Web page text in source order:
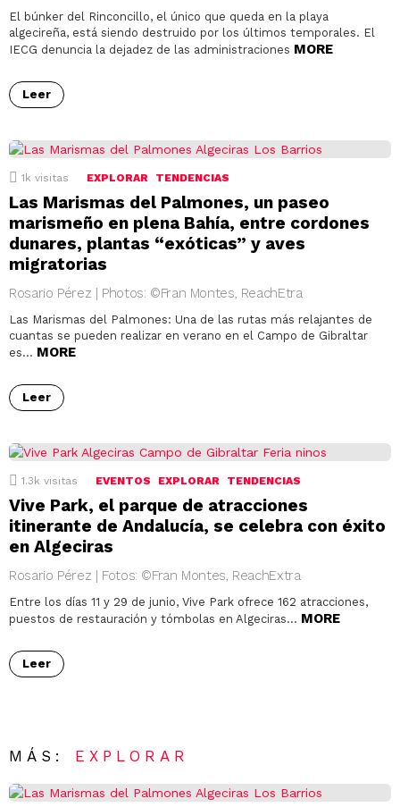
El búnker del Rinconcillo, el único que queda en la playa
algecireña, está siendo destruido por los últimos temporales. El
IECG denuncia la dejadez de las administraciones MORE
Leer
1k visitas EXPLORAR TENDENCIAS
Las Marismas del Palmones, un paseo
marismeño en plena Bahía, entre cordones
dunares, plantas “exóticas” y aves
migratorias
Rosario Pérez | Photos: ©Fran Montes, ReachEtra
Las Marismas del Palmones: Una de las rutas más relajantes de
cuantas se pueden realizar en verano en el Campo de Gibraltar
es… MORE
Leer
1.3k visitas EVENTOS EXPLORAR TENDENCIAS
Vive Park, el parque de atracciones
itinerante de Andalucía, se celebra con éxito
en Algeciras
Rosario Pérez | Fotos: ©Fran Montes, ReachExtra
Entre los días 11 y 29 de junio, Vive Park ofrece 162 atracciones,
puestos de restauración y tómbolas en Algeciras… MORE
Leer
MÁS: EXPLORAR